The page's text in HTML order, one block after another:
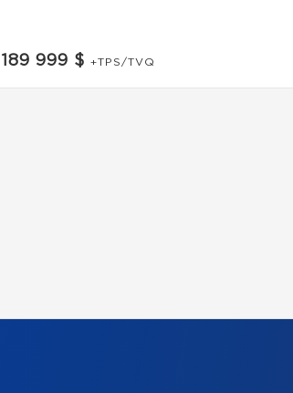
189 999 $ +TPS/TVQ